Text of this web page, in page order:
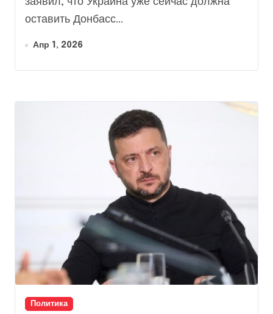
оставить Донбасс...
Апр 1, 2026
Политика